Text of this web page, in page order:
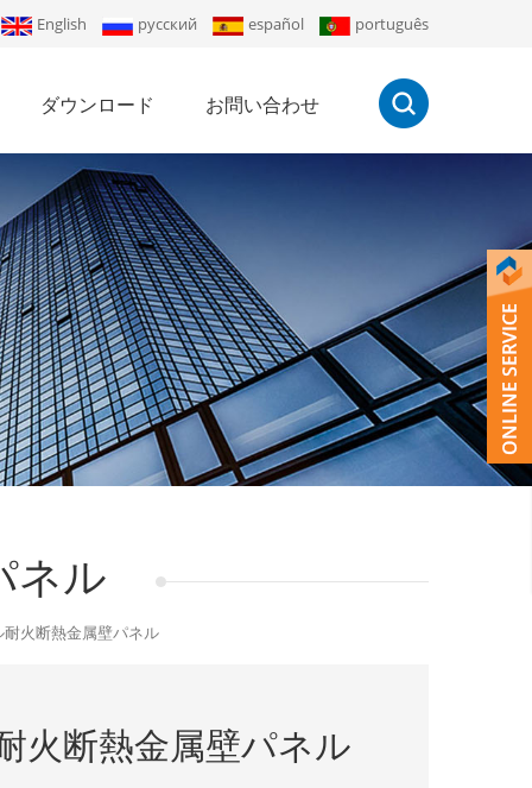
English русский español português
ダウンロード お問い合わせ
ネル
火断熱金属壁パネル
火断熱金属壁パネル